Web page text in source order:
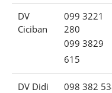
DV
Ciciban
099 3221
280
099 3829
615
DV Didi 098 382